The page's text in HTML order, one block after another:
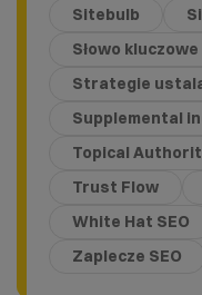
Sitebulb
Słowo kluczowe
Strategie
Supplemental
Topical
Trust Flow
White Hat SEO
Zaplecze SEO